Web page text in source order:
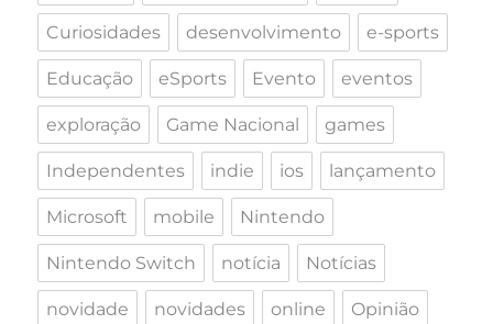
Curiosidades desenvolvimento e-sports
Educação eSports Evento eventos
exploração Game Nacional games
Independentes indie ios lançamento
Microsoft mobile Nintendo
Nintendo Switch notícia Notícias
novidade novidades online Opinião